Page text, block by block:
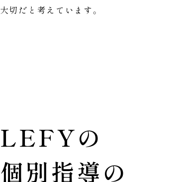
大切だと考えています。
LEFYの
個別指導の